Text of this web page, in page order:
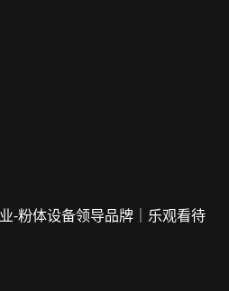
-粉体设备领导品牌｜乐观看待